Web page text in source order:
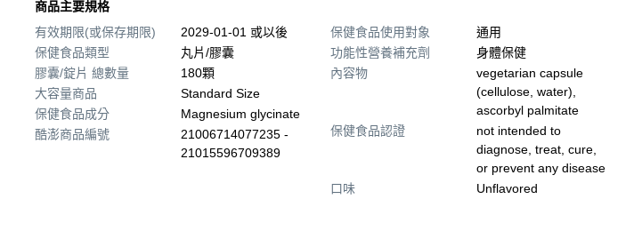
商品主要規格
有效期限(或保存期限)
2029-01-01 或以後
保健食品類型
丸片/膠囊
膠囊/錠片 總數量
180顆
大容量商品
Standard Size
保健食品成分
Magnesium glycinate
酷澎商品編號
21006714077235 -
21015596709389
保健食品使用對象
通用
功能性營養補充劑
身體保健
內容物
vegetarian capsule
(cellulose, water),
ascorbyl palmitate
保健食品認證
not intended to
diagnose, treat, cure,
or prevent any disease
口味
Unflavored